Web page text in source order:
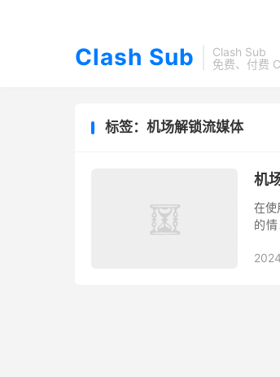
Clash Sub
Clash Sub
免费、付费
标签：机场解锁流媒体
机
在使
的